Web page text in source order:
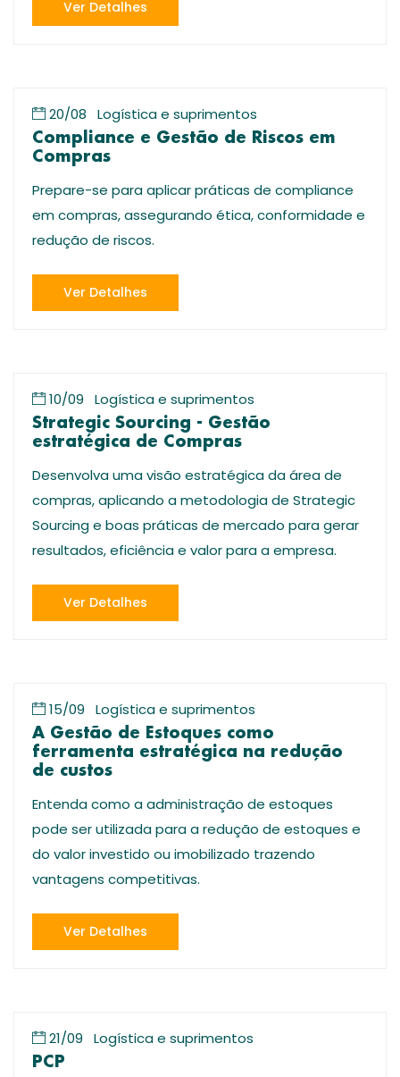
Ver Detalhes
20/08 Logística e suprimentos
Compliance e Gestão de Riscos em
Compras
Prepare-se para aplicar práticas de compliance
em compras, assegurando ética, conformidade e
redução de riscos.
Ver Detalhes
10/09 Logística e suprimentos
Strategic Sourcing - Gestão
estratégica de Compras
Desenvolva uma visão estratégica da área de
compras, aplicando a metodologia de Strategic
Sourcing e boas práticas de mercado para gerar
resultados, eficiência e valor para a empresa.
Ver Detalhes
15/09 Logística e suprimentos
A Gestão de Estoques como
ferramenta estratégica na redução
de custos
Entenda como a administração de estoques
pode ser utilizada para a redução de estoques e
do valor investido ou imobilizado trazendo
vantagens competitivas.
Ver Detalhes
21/09 Logística e suprimentos
PCP